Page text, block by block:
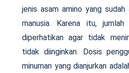
jenis asam amino yang
manusia. Karena itu, jumlah
diperhatikan agar tidak
tidak diinginkan. Dosis
minuman yang dianjurkan